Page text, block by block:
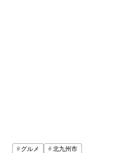
グルメ 北九州市